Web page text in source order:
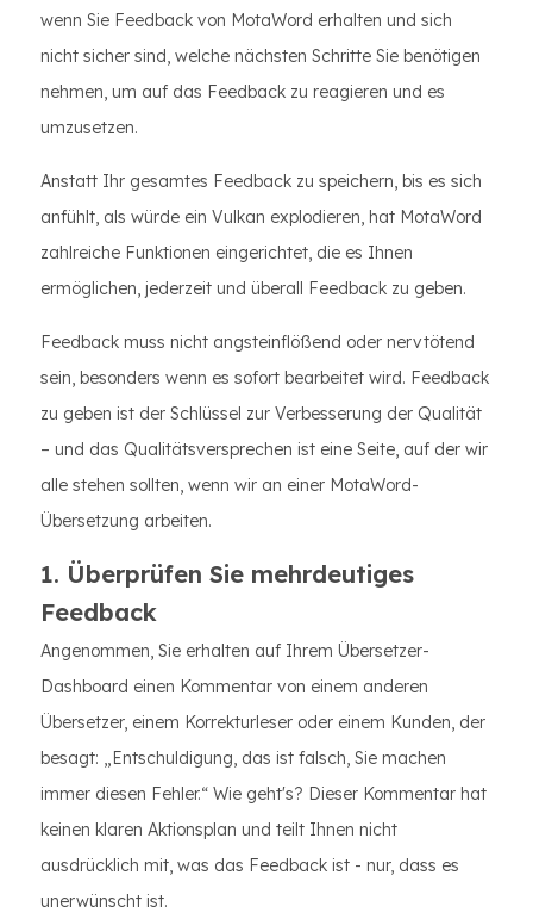
wenn Sie Feedback von MotaWord erhalten und sich
nicht sicher sind, welche nächsten Schritte Sie benötigen
nehmen, um auf das Feedback zu reagieren und es
umzusetzen.
Anstatt Ihr gesamtes Feedback zu speichern, bis es sich
anfühlt, als würde ein Vulkan explodieren, hat MotaWord
zahlreiche Funktionen eingerichtet, die es Ihnen
ermöglichen, jederzeit und überall Feedback zu geben.
Feedback muss nicht angsteinflößend oder nervtötend
sein, besonders wenn es sofort bearbeitet wird. Feedback
zu geben ist der Schlüssel zur Verbesserung der Qualität
– und das Qualitätsversprechen ist eine Seite, auf der wir
alle stehen sollten, wenn wir an einer MotaWord-
Übersetzung arbeiten.
1. Überprüfen Sie mehrdeutiges
Feedback
Angenommen, Sie erhalten auf Ihrem Übersetzer-
Dashboard einen Kommentar von einem anderen
Übersetzer, einem Korrekturleser oder einem Kunden, der
besagt: „Entschuldigung, das ist falsch, Sie machen
immer diesen Fehler.“ Wie geht's? Dieser Kommentar hat
keinen klaren Aktionsplan und teilt Ihnen nicht
ausdrücklich mit, was das Feedback ist - nur, dass es
unerwünscht ist.